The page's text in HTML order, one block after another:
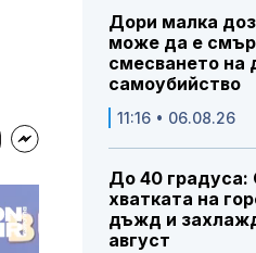
Дори малка
може да е
смесването на
самоубийство
11:16 • 06.08.26
До 40 градуса:
хватката на
дъжд и
август